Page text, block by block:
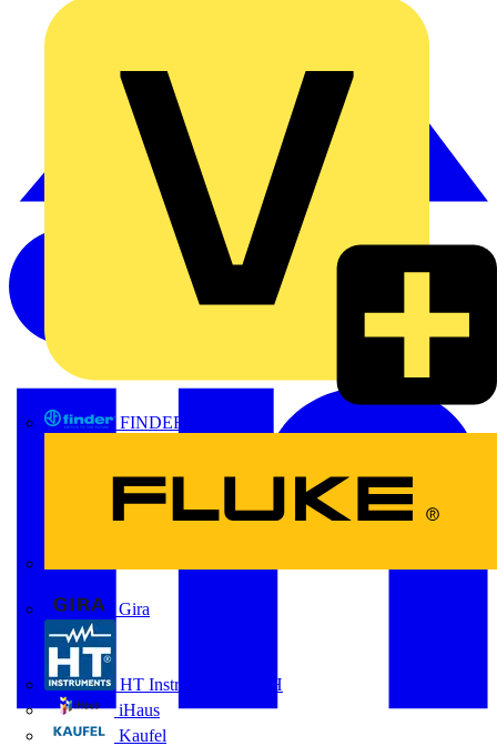
FINDER
Gira
HT Instruments GmbH
iHaus
Kaufel